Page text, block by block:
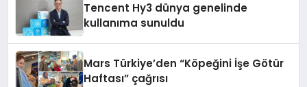
Tencent Hy3 dünya genelinde
kullanıma sunuldu
Mars Türkiye’den “Köpeğini İşe Götür
Haftası” çağrısı